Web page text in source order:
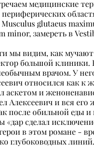
медицинские
периферических
glutaeus
minor, замереть в
мы видим, как мучают
большой
врачом. У
относился как к
аскетом и
Алексеевич и вся
после обильной еды и
сделал
в этом романе -
глубоководных линий.